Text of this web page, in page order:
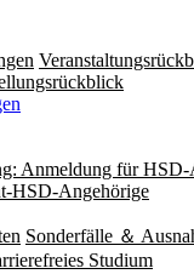
Anmeldung für HSD-
HSD-Angehörige
Sonderfälle ＆
Studium